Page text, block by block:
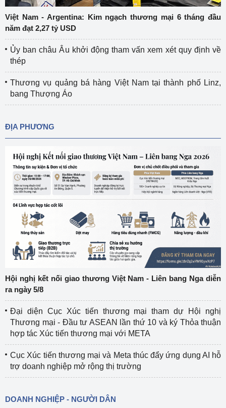
Việt Nam - Argentina: Kim ngạch thương mại 6 tháng đầu
năm đạt 2,27 tỷ USD
Ủy ban châu Âu khởi động tham vấn xem xét quy định về
thép
Thương vụ quảng bá hàng Việt Nam tại thành phố Linz,
bang Thượng Áo
ĐỊA PHƯƠNG
Hội nghị kết nối giao thương Việt Nam - Liên bang Nga diễn
ra ngày 5/8
Đại diện Cục Xúc tiến thương mại tham dự Hội nghị
Thương mại - Đầu tư ASEAN lần thứ 10 và ký Thỏa thuận
hợp tác Xúc tiến thương mại với META
Cục Xúc tiến thương mại và Meta thúc đẩy ứng dụng AI hỗ
trợ doanh nghiệp mở rộng thị trường
DOANH NGHIỆP - NGƯỜI DÂN